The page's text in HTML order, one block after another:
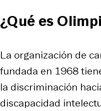
¿Qué es
La organización de
fundada en 1968
la discriminación
discapacidad